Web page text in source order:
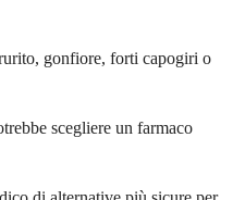
gonfiore, forti capogiri o
scegliere un farmaco